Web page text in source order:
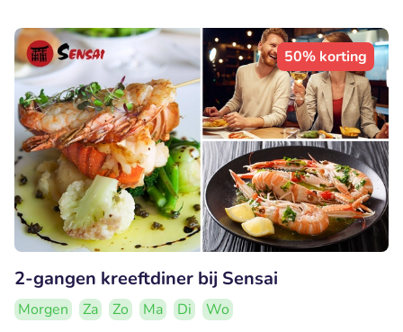
50% korting
2-gangen kreeftdiner bij Sensai
Morgen Za Zo Ma Di
Wo